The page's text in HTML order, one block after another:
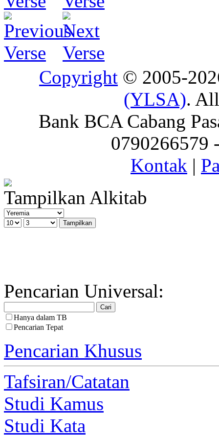
Copyright © 2005-
(YLSA).
Bank BCA Cabang
0790266579
Kontak |
Tampilkan Alkitab
Pencarian Universal:
Hanya dalam TB
Pencarian Tepat
Pencarian Khusus
Tafsiran/Catatan
Studi Kamus
Studi Kata